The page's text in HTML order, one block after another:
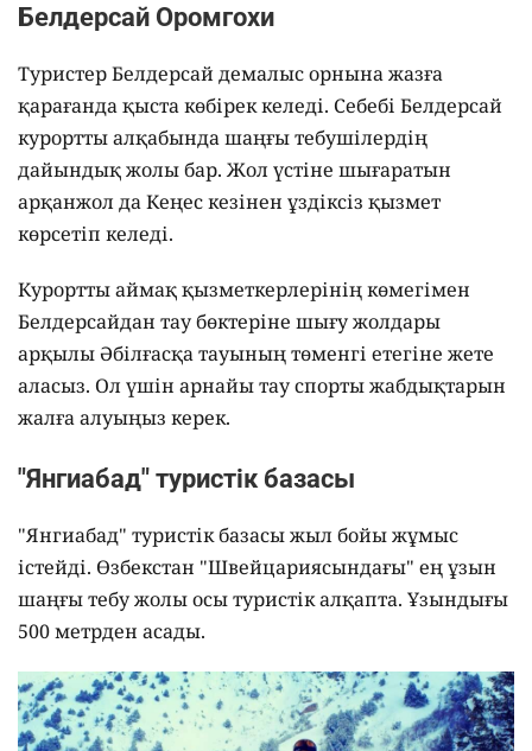
Белдерсай Оромгохи
Туристер Белдерсай демалыс орнына жазға
қарағанда қыста көбірек келеді. Себебі Белдерсай
курортты алқабында шаңғы тебушілердің
дайындық жолы бар. Жол үстіне шығаратын
арқанжол да Кеңес кезінен ұздіксіз қызмет
көрсетіп келеді.
Курортты аймақ қызметкерлерінің көмегімен
Белдерсайдан тау бөктеріне шығу жолдары
арқылы Әбілғасқа тауының төменгі етегіне жете
аласыз. Ол үшін арнайы тау спорты жабдықтарын
жалға алуыңыз керек.
"Янгиабад" туристік базасы
"Янгиабад" туристік базасы жыл бойы жұмыс
істейді. Өзбекстан "Швейцариясындағы" ең ұзын
шаңғы тебу жолы осы туристік алқапта. Ұзындығы
500 метрден асады.